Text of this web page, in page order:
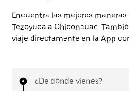
Encuentra las mejores
Tezoyuca a Chiconcuac.
viaje directamente en la App
¿De dónde vienes?